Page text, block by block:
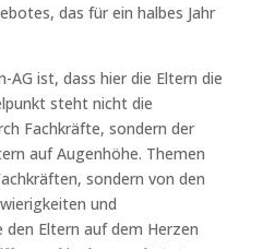
das für ein halbes Jahr
AG ist, dass hier die Eltern die
steht nicht die
Fachkräfte, sondern der
auf Augenhöhe. Themen
sondern von den
und
den Eltern auf dem Herzen